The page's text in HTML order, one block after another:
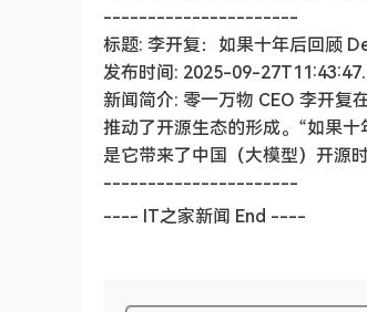
----------------------
标题: 李开复：如果十年后回顾
发布时间: 2025-09-
新闻简介: 零一万物 CEO 李开复
推动了开源生态的形成。“如果
是它带来了中国（大模型）开
----------------------
---- IT之家新闻 End ----